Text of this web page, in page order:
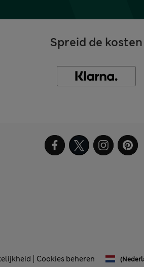
Spreid de kosten
Cookies beheren